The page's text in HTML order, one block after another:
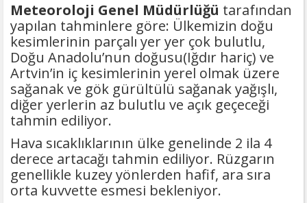
Meteoroloji Genel Müdürlüğü tarafından
yapılan tahminlere göre: Ülkemizin doğu
kesimlerinin parçalı yer yer çok bulutlu,
Doğu Anadolu’nun doğusu(Iğdır hariç) ve
Artvin’in iç kesimlerinin yerel olmak üzere
sağanak ve gök gürültülü sağanak yağışlı,
diğer yerlerin az bulutlu ve açık geçeceği
tahmin ediliyor.
Hava sıcaklıklarının ülke genelinde 2 ila 4
derece artacağı tahmin ediliyor. Rüzgarın
genellikle kuzey yönlerden hafif, ara sıra
orta kuvvette esmesi bekleniyor.